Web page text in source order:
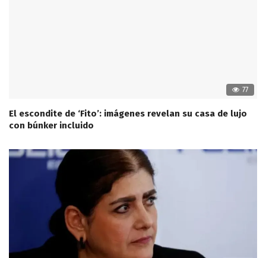
77
El escondite de ‘Fito’: imágenes revelan su casa de lujo
con búnker incluido